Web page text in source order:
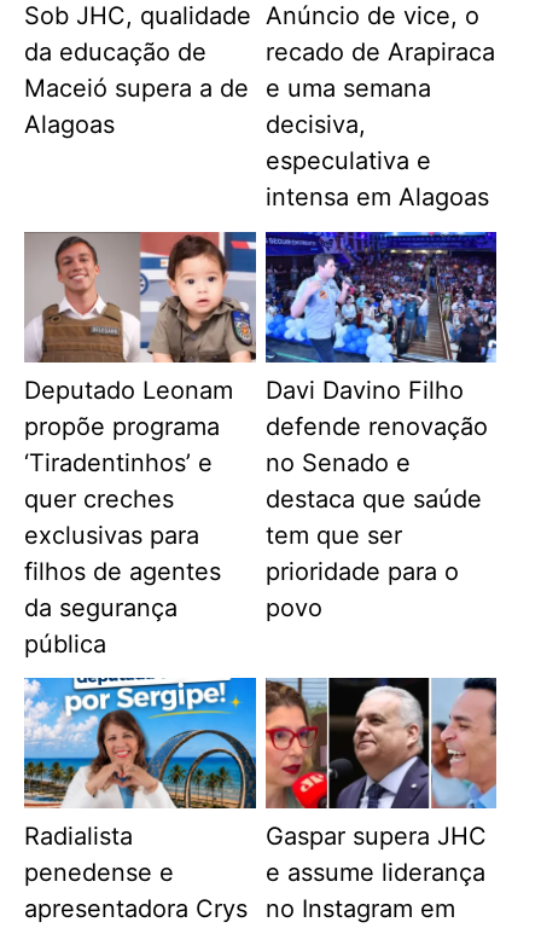
Sob JHC, qualidade
da educação de
Maceió supera a de
Alagoas
Anúncio de vice, o
recado de Arapiraca
e uma semana
decisiva,
especulativa e
intensa em Alagoas
Deputado Leonam
propõe programa
‘Tiradentinhos’ e
quer creches
exclusivas para
filhos de agentes
da segurança
pública
Davi Davino Filho
defende renovação
no Senado e
destaca que saúde
tem que ser
prioridade para o
povo
Radialista
penedense e
apresentadora Crys
Gaspar supera JHC
e assume liderança
no Instagram em